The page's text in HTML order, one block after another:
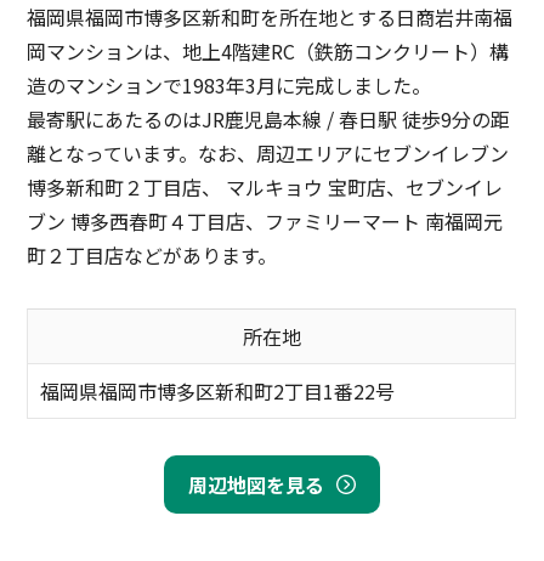
福岡県福岡市博多区新和町を所在地とする日商岩井南福
岡マンションは、地上4階建RC（鉄筋コンクリート）構
造のマンションで1983年3月に完成しました。
最寄駅にあたるのはJR鹿児島本線 / 春日駅 徒歩9分の距
離となっています。なお、周辺エリアにセブンイレブン
博多新和町２丁目店、 マルキョウ 宝町店、セブンイレ
ブン 博多西春町４丁目店、ファミリーマート 南福岡元
町２丁目店などがあります。
所在地
福岡県福岡市博多区新和町2丁目1番22号
周辺地図を見る